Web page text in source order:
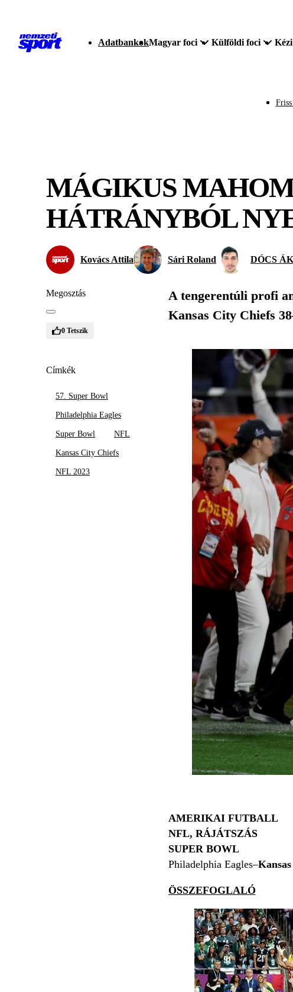
AdatbankokMagyar foci Külföldi foci Kézi
MÁGIKUS
HÁTRÁNYBÓL
Kovács Attila Sári Roland DÓCS
Megosztás
0 Tetszik
Címkék
57. Super Bowl
Philadelphia Eagles
Super Bowl NFL
Kansas City Chiefs
NFL 2023
A tengerentúli profi
Kansas City Chiefs
AMERIKAI FUTBALL
NFL, RÁJÁTSZÁS
SUPER BOWL
Philadelphia Eagles–
ÖSSZEFOGLALÓ